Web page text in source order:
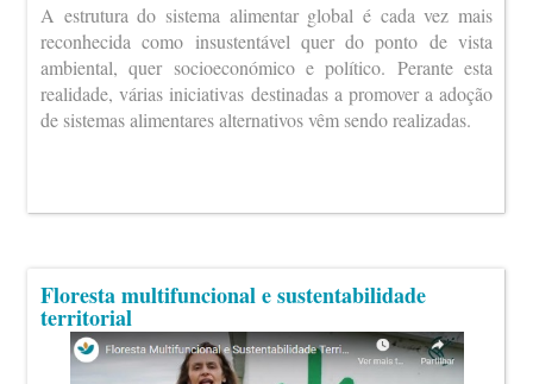
A estrutura do sistema alimentar global é cada vez mais
reconhecida como insustentável quer do ponto de vista
ambiental, quer socioeconómico e político. Perante esta
realidade, várias iniciativas destinadas a promover a adoção
de sistemas alimentares alternativos vêm sendo realizadas.
Floresta multifuncional e sustentabilidade
territorial